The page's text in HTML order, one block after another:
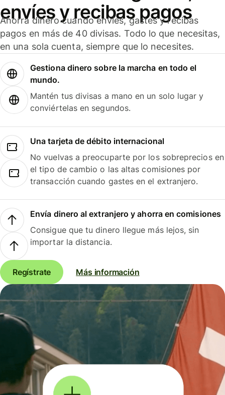
envíes y recibas pagos
Ahorra dinero cuando envíes, gastes y recibas
pagos en más de 40 divisas. Todo lo que necesitas,
en una sola cuenta, siempre que lo necesites.
Gestiona dinero sobre la marcha en todo el
mundo.
Mantén tus divisas a mano en un solo lugar y
conviértelas en segundos.
Una tarjeta de débito internacional
No vuelvas a preocuparte por los sobreprecios en
el tipo de cambio o las altas comisiones por
transacción cuando gastes en el extranjero.
Envía dinero al extranjero y ahorra en comisiones
Consigue que tu dinero llegue más lejos, sin
importar la distancia.
Regístrate Más información